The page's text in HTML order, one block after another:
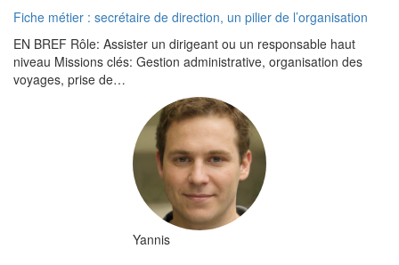
Fiche métier : secrétaire de direction, un pilier de l’organisation
EN BREF Rôle: Assister un dirigeant ou un responsable haut
niveau Missions clés: Gestion administrative, organisation des
voyages, prise de…
Yannis